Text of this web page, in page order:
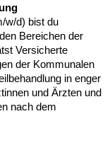
w/d) bist du
Bereichen der
Versicherte
der Kommunalen
in enger
und Ärzten und
nach dem